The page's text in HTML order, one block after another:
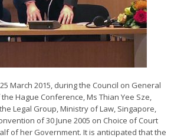
March 2015, during the Council on General
Hague Conference, Ms Thian Yee Sze,
Legal Group, Ministry of Law, Singapore,
of 30 June 2005 on Choice of Court
of her Government. It is anticipated that the